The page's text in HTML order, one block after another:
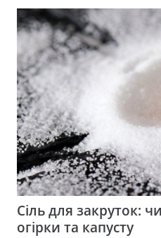
Сіль для закруток:
огірки та капусту